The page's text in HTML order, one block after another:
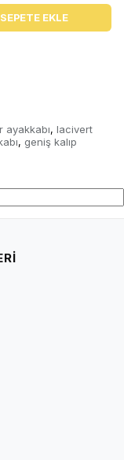
SEPETE EKLE
ayakkabı, lacivert
, geniş kalıp